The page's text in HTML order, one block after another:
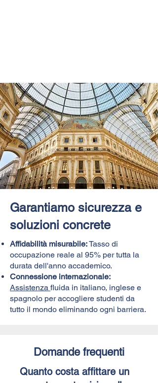
Garantiamo sicurezza e
soluzioni concrete
Affidabilità misurabile:Tasso di
occupazione reale al 95% per tutta la
durata dell'anno accademico.
Connessione internazionale:
Assistenza fluida in italiano, inglese e
spagnolo per accogliere studenti da
tutto il mondo eliminando ogni barriera.
Domande frequenti
Quanto costa affittare un